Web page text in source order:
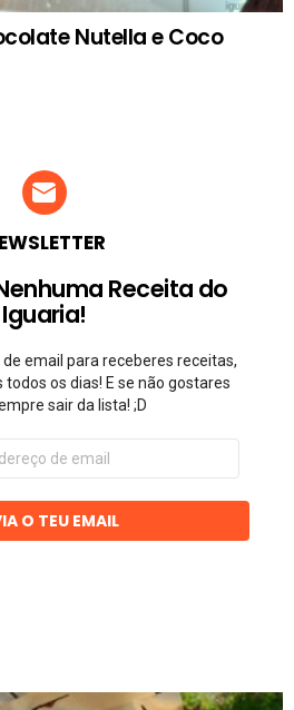
Nutella e Coco
Receita do
Iguaria!
email para receberes receitas,
os dias! E se não gostares
sair da lista! ;D
O TEU EMAIL